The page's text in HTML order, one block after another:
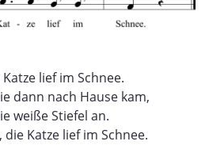
Katze lief im Schnee.
dann nach Hause kam,
weiße Stiefel an.
die Katze lief im Schnee.